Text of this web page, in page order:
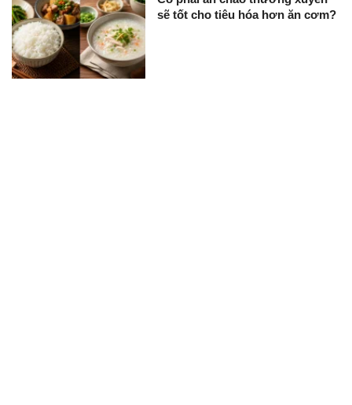
sẽ tốt cho tiêu hóa hơn ăn cơm?